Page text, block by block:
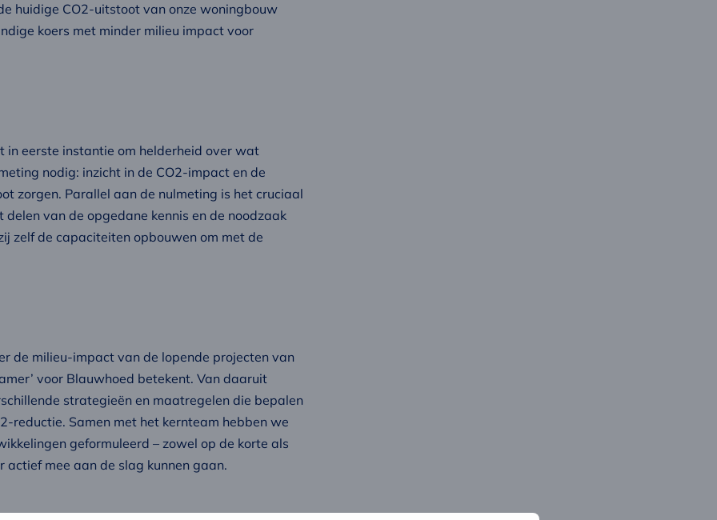
huidige CO2-uitstoot van onze woningbouw
koers met minder milieu impact voor
in eerste instantie om helderheid over wat
nodig: inzicht in de CO2-impact en de
zorgen. Parallel aan de nulmeting is het cruciaal
van de opgedane kennis en de noodzaak
zelf de capaciteiten opbouwen om met de
de milieu-impact van de lopende projecten van
voor Blauwhoed betekent. Van daaruit
strategieën en maatregelen die bepalen
reductie. Samen met het kernteam hebben we
geformuleerd – zowel op de korte als
actief mee aan de slag kunnen gaan.